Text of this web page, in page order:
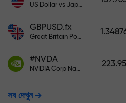
US Dollar vs Japanese Yen
GBPUSD.fx
Great Britain Pound vs US Dollar
#NVDA
NVIDIA Corp Nasdaq Stock Exchange (Nasdaq) USD
223.95
সব দেখুন